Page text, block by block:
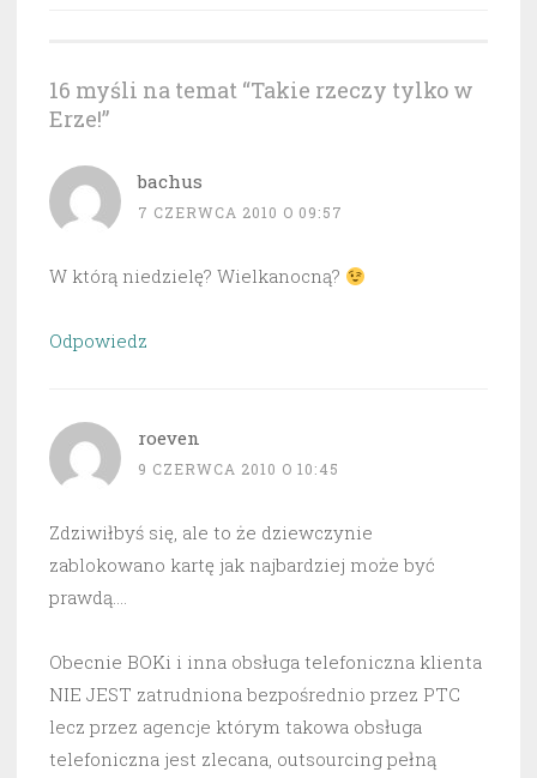
16 myśli na temat “Takie rzeczy tylko w
Erze!”
bachus
7 CZERWCA 2010 O 09:57
W którą niedzielę? Wielkanocną?
Odpowiedz
roeven
9 CZERWCA 2010 O 10:45
Zdziwiłbyś się, ale to że dziewczynie
zablokowano kartę jak najbardziej może być
prawdą….
Obecnie BOKi i inna obsługa telefoniczna klienta
NIE JEST zatrudniona bezpośrednio przez PTC
lecz przez agencje którym takowa obsługa
telefoniczna jest zlecana, outsourcing pełną